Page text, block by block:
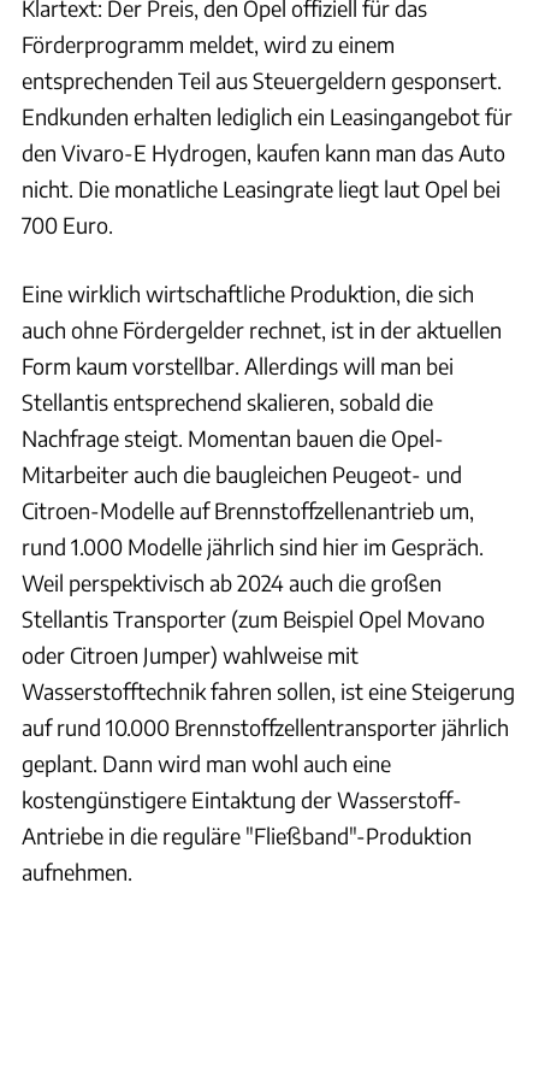
Klartext: Der Preis, den Opel offiziell für das
Förderprogramm meldet, wird zu einem
entsprechenden Teil aus Steuergeldern gesponsert.
Endkunden erhalten lediglich ein Leasingangebot für
den Vivaro-E Hydrogen, kaufen kann man das Auto
nicht. Die monatliche Leasingrate liegt laut Opel bei
700 Euro.
Eine wirklich wirtschaftliche Produktion, die sich
auch ohne Fördergelder rechnet, ist in der aktuellen
Form kaum vorstellbar. Allerdings will man bei
Stellantis entsprechend skalieren, sobald die
Nachfrage steigt. Momentan bauen die Opel-
Mitarbeiter auch die baugleichen Peugeot- und
Citroen-Modelle auf Brennstoffzellenantrieb um,
rund 1.000 Modelle jährlich sind hier im Gespräch.
Weil perspektivisch ab 2024 auch die großen
Stellantis Transporter (zum Beispiel Opel Movano
oder Citroen Jumper) wahlweise mit
Wasserstofftechnik fahren sollen, ist eine Steigerung
auf rund 10.000 Brennstoffzellentransporter jährlich
geplant. Dann wird man wohl auch eine
kostengünstigere Eintaktung der Wasserstoff-
Antriebe in die reguläre "Fließband"-Produktion
aufnehmen.